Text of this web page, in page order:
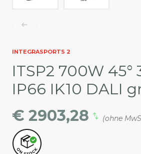
INTEGRASPORTS 2
ITSP2 700W 45°
IP66 IK10 DALI
€ 2903,28
(ohne